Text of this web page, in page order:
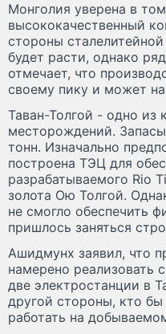
Монголия уверена в
высококачественный
стороны
будет расти, однако
отмечает, что
своему пику и может
Таван-Толгой - одно из
месторождений.
тонн. Изначально
построена ТЭЦ для
разрабатываемого Rio
золота Ою Толгой.
не смогло обеспечить
пришлось заняться
Ашидмунх заявил, что
намерено реализовать
две электростанции в
другой стороны, кто
работать на